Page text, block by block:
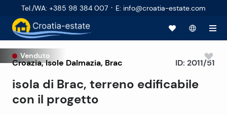
Tel./WA: +385 98 384 007 · E: info@croatia-estate.com
Venduto
Croazia,Isole Dalmazia, Brac
isola di Brac, terreno edificabile
con il progetto
ID: 2011/51